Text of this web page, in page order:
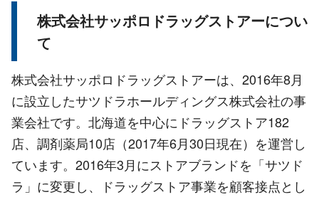
株式会社サッポロドラッグストアーについ
て
株式会社サッポロドラッグストアーは、2016年8月
に設立したサツドラホールディングス株式会社の事
業会社です。北海道を中心にドラッグストア182
店、調剤薬局10店（2017年6月30日現在）を運営し
ています。2016年3月にストアブランドを「サツド
ラ」に変更し、ドラッグストア事業を顧客接点とし